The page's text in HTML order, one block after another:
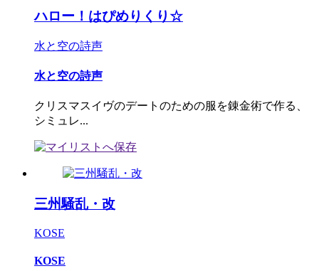
ハロー！はぴめりくり☆
水と空の詩声
水と空の詩声
クリスマスイヴのデートのための服を錬金術で作る、
シミュレ...
三州騒乱・改
KOSE
KOSE